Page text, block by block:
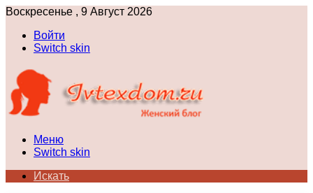
Воскресенье , 9 Август 2026
Войти
Switch skin
Меню
Switch skin
Искать